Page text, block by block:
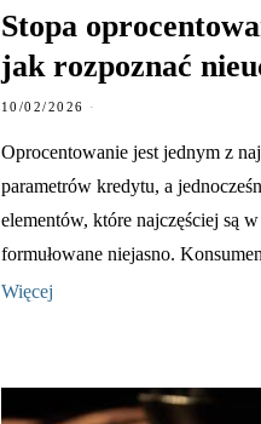
Stopa
jak rozpoznać
10/02/2026
Oprocentowanie jest jednym z
parametrów kredytu, a
elementów, które najczęściej są
formułowane niejasno.
Więcej